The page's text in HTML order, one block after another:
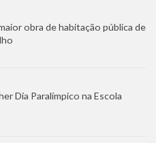
obra de habitação pública de
Dia Paralímpico na Escola